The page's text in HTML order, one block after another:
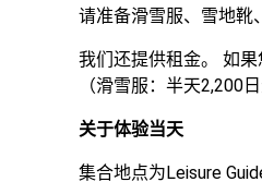
请准备滑雪服、雪地靴
我们还提供租金。 如果
（滑雪服：半天2,200
关于体验当天
集合地点为Leisure